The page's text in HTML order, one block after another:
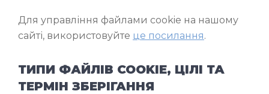
Для управління файлами cookie на нашому
сайті, використовуйте це посилання.
ТИПИ ФАЙЛІВ COOKIE, ЦІЛІ ТА
ТЕРМІН ЗБЕРІГАННЯ